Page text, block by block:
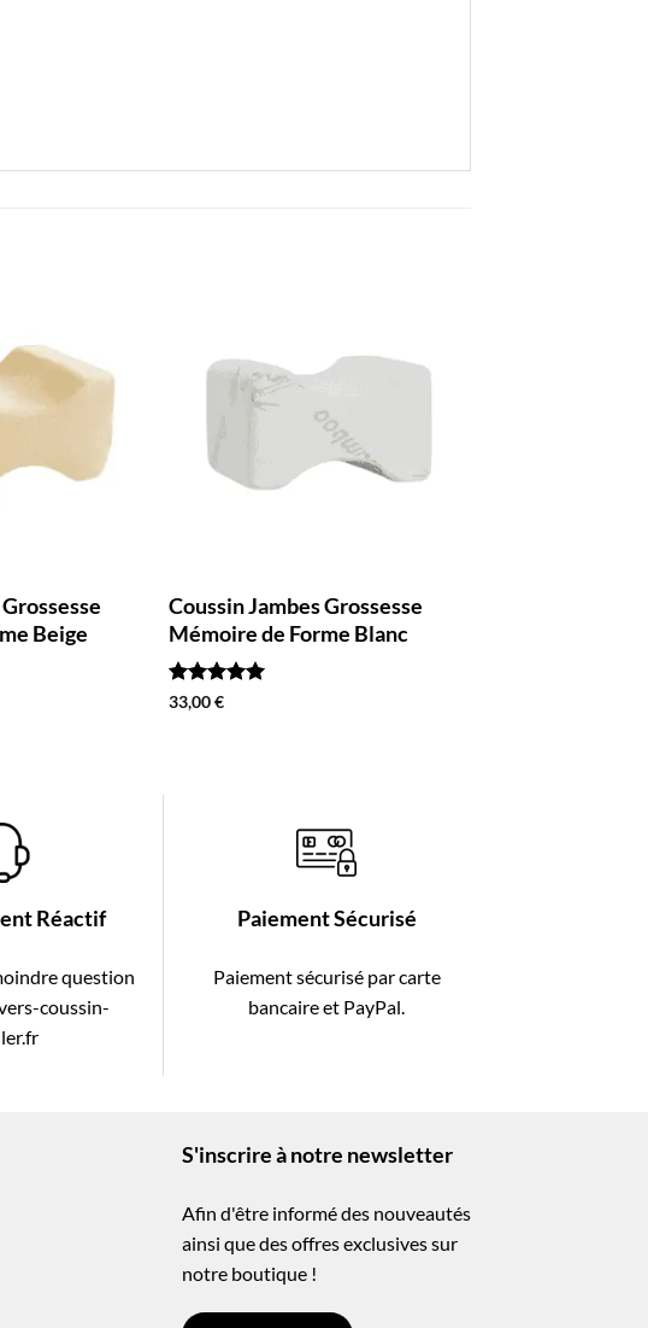
Beige
Coussin Jambes Grossesse
Mémoire de Forme Blanc
Note5
33,00€
Réactif
question
coussin-
Paiement Sécurisé
Paiement sécurisé par carte
bancaire et PayPal.
S'inscrire à notre newsletter
Afin d'être informé des nouveautés
ainsi que des offres exclusives sur
notre boutique !